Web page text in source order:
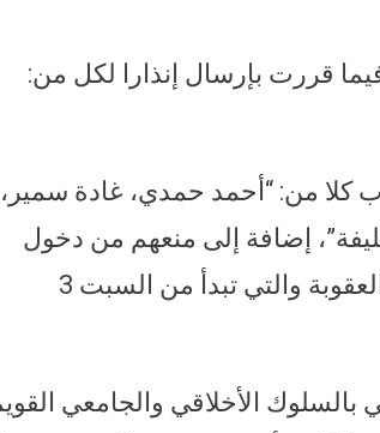
قررت بإرسال إنذارا لكل من:
كلا من: “أحمد حمدي، غادة سمير،
إضافة إلى منعهم من دخول
حرم الكلية أو حضور أي محاضرات أو معامل خلال فترة العقوبة والتي تبدأ من السبت 3
بالسلوك الأخلاقي والجامعي